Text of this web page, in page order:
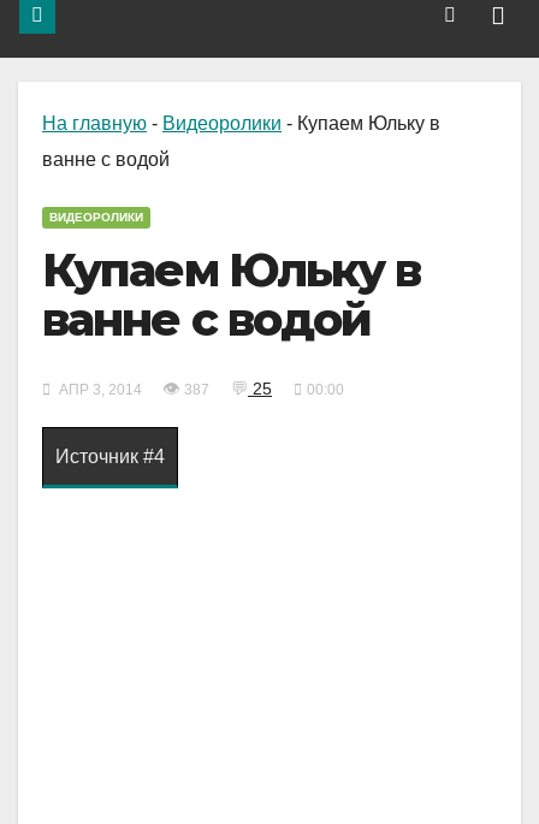
На главную - Видеоролики - Купаем Юльку в
ванне с водой
ВИДЕОРОЛИКИ
Купаем Юльку в
ванне с водой
АПР 3, 2014 👁 387 💬 25 00:00
Источник #4